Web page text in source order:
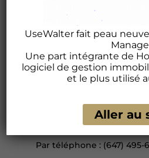
responsable de la
renseignements
les renseignements ci-
Kaylana Marchionni,
protection des
Par courriel :
Par téléphone : (647) 495-
UseWalter fait peau
Une part intégrante de
logiciel de gestion
et le plus utilisé
Aller au